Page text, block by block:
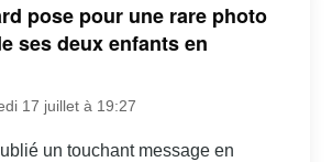
pose pour une rare photo
ses deux enfants en
17 juillet à 19:27
un touchant message en